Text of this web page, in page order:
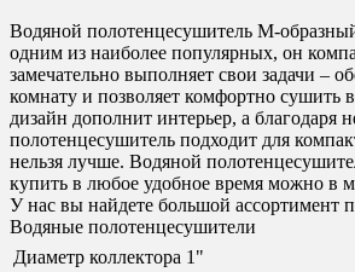
Водяной полотенцесушитель М-
одним из наиболее популярных, он
замечательно выполняет свои задачи –
комнату и позволяет комфортно
дизайн дополнит интерьер, а благодаря
полотенцесушитель подходит для
нельзя лучше. Водяной
купить в любое удобное время можно в
У нас вы найдете большой ассортимент
Водяные полотенцесушители
Диаметр коллектора 1"